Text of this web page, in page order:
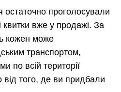
остаточно проголосували
квитки вже у продажі. За
кожен може
транспортом,
по всій території
того, де ви придбали